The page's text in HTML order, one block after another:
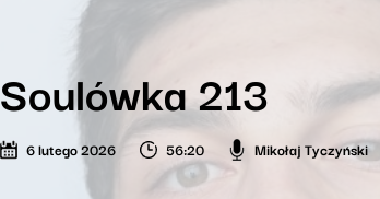
Soulówka 213
6 lutego 2026 56:20 Mikołaj Tyczyński